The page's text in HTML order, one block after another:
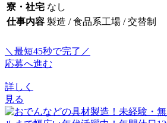
寮・社宅 なし
仕事内容 製造 / 食品系工場 / 交替制
＼最短45秒で完了／
応募へ進む
詳しく
見る